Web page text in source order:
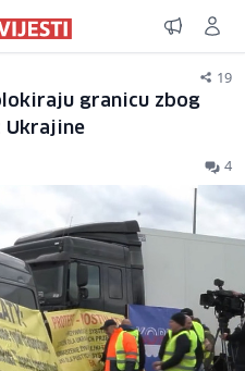
19
granicu zbog
Ukrajine
4